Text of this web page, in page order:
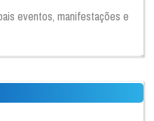
eventos, manifestações e